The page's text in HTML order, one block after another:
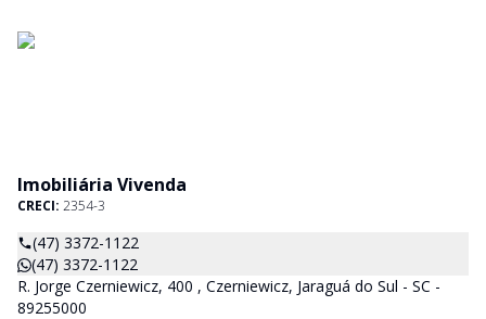
Imobiliária Vivenda
CRECI: 2354-3
(47) 3372-1122
(47) 3372-1122
R. Jorge Czerniewicz, 400 , Czerniewicz, Jaraguá do Sul - SC -
89255000